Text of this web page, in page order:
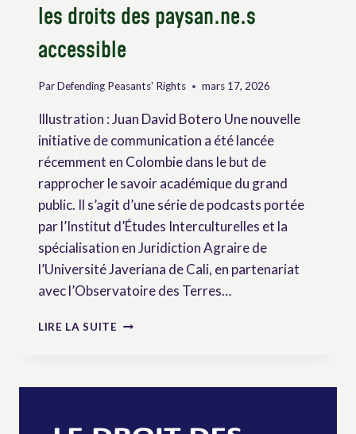
les droits des paysan.ne.s
accessible
ParDefending Peasants' Rights mars 17, 2026
Illustration : Juan David Botero Une nouvelle
initiative de communication a été lancée
récemment en Colombie dans le but de
rapprocher le savoir académique du grand
public. Il s’agit d’une série de podcasts portée
par l’Institut d’Études Interculturelles et la
spécialisation en Juridiction Agraire de
l’Université Javeriana de Cali, en partenariat
avec l’Observatoire des Terres…
LIRE LA SUITE DE
MONDE